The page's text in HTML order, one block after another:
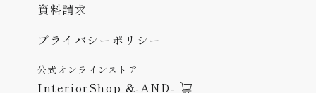
資料請求
プライバシーポリシー
公式オンラインストア
InteriorShop &-AND-